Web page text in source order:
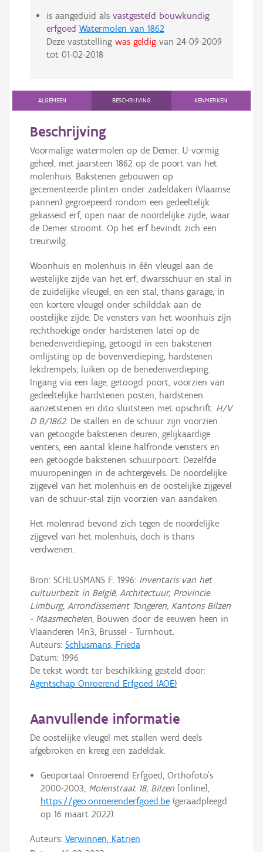
is aangeduid als vastgesteld bouwkundig
erfgoed Watermolen van 1862
Deze vaststelling was geldigvan 24-09-2009
tot 01-02-2018
ALGEMEEN BESCHRIJVING KENMERKEN
Beschrijving
Voormalige watermolen op de Demer. U-vormig
geheel, met jaarsteen 1862 op de poort van het
molenhuis. Bakstenen gebouwen op
gecementeerde plinten onder zadeldaken (Vlaamse
pannen) gegroepeerd rondom een gedeeltelijk
gekasseid erf, open naar de noordelijke zijde, waar
de Demer stroomt. Op het erf bevindt zich een
treurwilg.
Woonhuis en molenhuis in één vleugel aan de
westelijke zijde van het erf, dwarsschuur en stal in
de zuidelijke vleugel, en een stal, thans garage, in
een kortere vleugel onder schilddak aan de
oostelijke zijde. De vensters van het woonhuis zijn
rechthoekige onder hardstenen latei op de
benedenverdieping, getoogd in een bakstenen
omlijsting op de bovenverdieping; hardstenen
lekdrempels; luiken op de benedenverdieping.
Ingang via een lage, getoogd poort, voorzien van
gedeeltelijke hardstenen posten, hardstenen
aanzetstenen en dito sluitsteen met opschrift: H/V
D B/1862. De stallen en de schuur zijn voorzien
van getoogde bakstenen deuren, gelijkaardige
venters, een aantal kleine halfronde vensters en
een getoogde bakstenen schuurpoort. Dezelfde
muuropeningen in de achtergevels. De noordelijke
zijgevel van het molenhuis en de oostelijke zijgevel
van de schuur-stal zijn voorzien van aandaken.
Het molenrad bevond zich tegen de noordelijke
zijgevel van het molenhuis, doch is thans
verdwenen.
Bron: SCHLUSMANS F. 1996: Inventaris van het
cultuurbezit in België, Architectuur, Provincie
Limburg, Arrondissement Tongeren, Kantons Bilzen
- Maasmechelen, Bouwen door de eeuwen heen in
Vlaanderen 14n3, Brussel - Turnhout.
Auteurs: Schlusmans, Frieda
Datum: 1996
De tekst wordt ter beschikking gesteld door:
Agentschap Onroerend Erfgoed (AOE)
Aanvullende informatie
De oostelijke vleugel met stallen werd deels
afgebroken en kreeg een zadeldak.
Geoportaal Onroerend Erfgoed, Orthofoto’s
2000-2003, Molenstraat 18, Bilzen [online],
https://geo.onroerenderfgoed.be(geraadpleegd
op 16 maart 2022).
Auteurs: Verwinnen, Katrien